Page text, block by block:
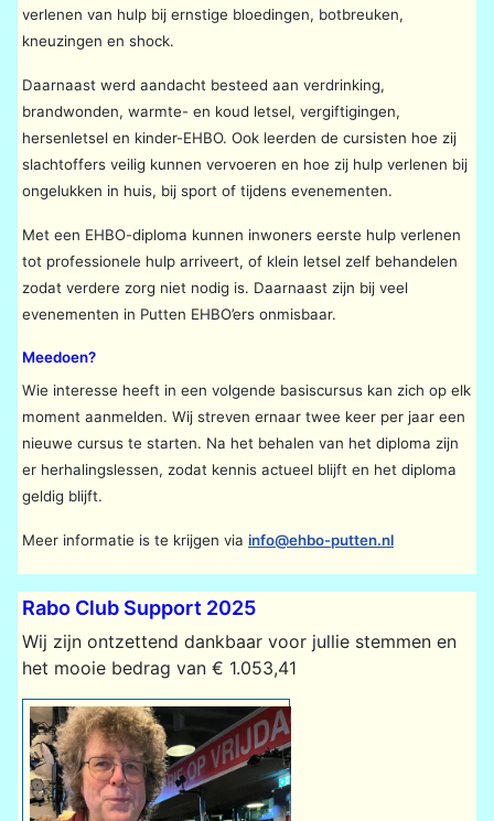
verlenen van hulp bij ernstige bloedingen, botbreuken,
kneuzingen en shock.
Daarnaast werd aandacht besteed aan verdrinking,
brandwonden, warmte- en koud letsel, vergiftigingen,
hersenletsel en kinder-EHBO. Ook leerden de cursisten hoe zij
slachtoffers veilig kunnen vervoeren en hoe zij hulp verlenen bij
ongelukken in huis, bij sport of tijdens evenementen.
Met een EHBO-diploma kunnen inwoners eerste hulp verlenen
tot professionele hulp arriveert, of klein letsel zelf behandelen
zodat verdere zorg niet nodig is. Daarnaast zijn bij veel
evenementen in Putten EHBO’ers onmisbaar.
Meedoen?
Wie interesse heeft in een volgende basiscursus kan zich op elk
moment aanmelden. Wij streven ernaar twee keer per jaar een
nieuwe cursus te starten. Na het behalen van het diploma zijn
er herhalingslessen, zodat kennis actueel blijft en het diploma
geldig blijft.
Meer informatie is te krijgen via info@ehbo-putten.nl
Rabo Club Support 2025
Wij zijn ontzettend dankbaar voor jullie stemmen en
het mooie bedrag van € 1.053,41